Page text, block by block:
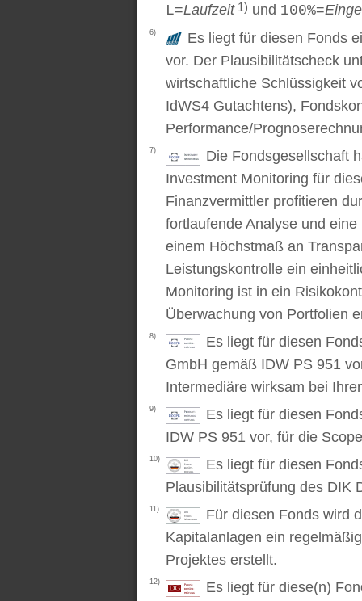
L=Laufzeit1) und 100%=
6)
Es liegt für diesen Fonds
vor. Der Plausibilitätscheck
wirtschaftliche Schlüssigkeit
IdWS4 Gutachtens),
Performance/
7)
Die Fondsgesellschaft
Investment Monitoring für
Finanzvermittler profitieren
fortlaufende Analyse und
einem Höchstmaß an
Leistungskontrolle ein
Monitoring ist in ein
Überwachung von Portfolien
8)
Es liegt für diesen
GmbH gemäß IDW PS 951
Intermediäre wirksam bei
9)
Es liegt für diesen
IDW PS 951 vor, für die
10)
Es liegt für diesen
Plausibilitätsprüfung des DIK
11)
Für diesen Fonds wird
Kapitalanlagen ein
Projektes erstellt.
12)
Es liegt für diese(n)